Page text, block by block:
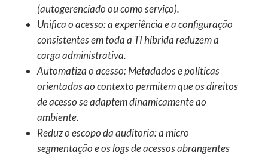
(autogerenciado ou como serviço).
Unifica o acesso: a experiência e a configuração
consistentes em toda a TI híbrida reduzem a
carga administrativa.
Automatiza o acesso: Metadados e políticas
orientadas ao contexto permitem que os direitos
de acesso se adaptem dinamicamente ao
ambiente.
Reduz o escopo da auditoria: a micro
segmentação e os logs de acessos abrangentes